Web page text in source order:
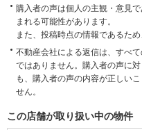
購入者の声は個人の主観・意見
まれる可能性があります。
また、投稿時点の情報であるた
不動産会社による返信は、すべ
ではありません。購入者の声に
も、購入者の声の内容が正しい
せん。
この店舗が取り扱い中の物件